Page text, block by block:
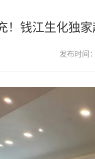
！钱江生化独
发布时间